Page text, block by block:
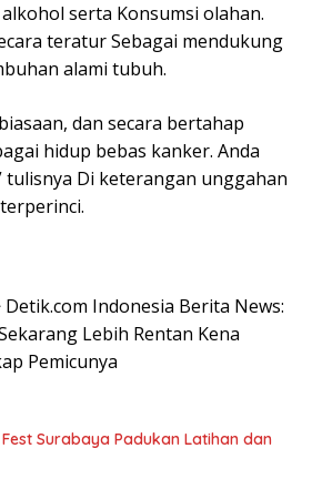
serta Konsumsi olahan.
teratur Sebagai mendukung
alami tubuh.
dan secara bertahap
hidup bebas kanker. Anda
tulisnya Di keterangan unggahan
Indonesia Berita News:
Lebih Rentan Kena
Pemicunya
Surabaya Padukan Latihan dan